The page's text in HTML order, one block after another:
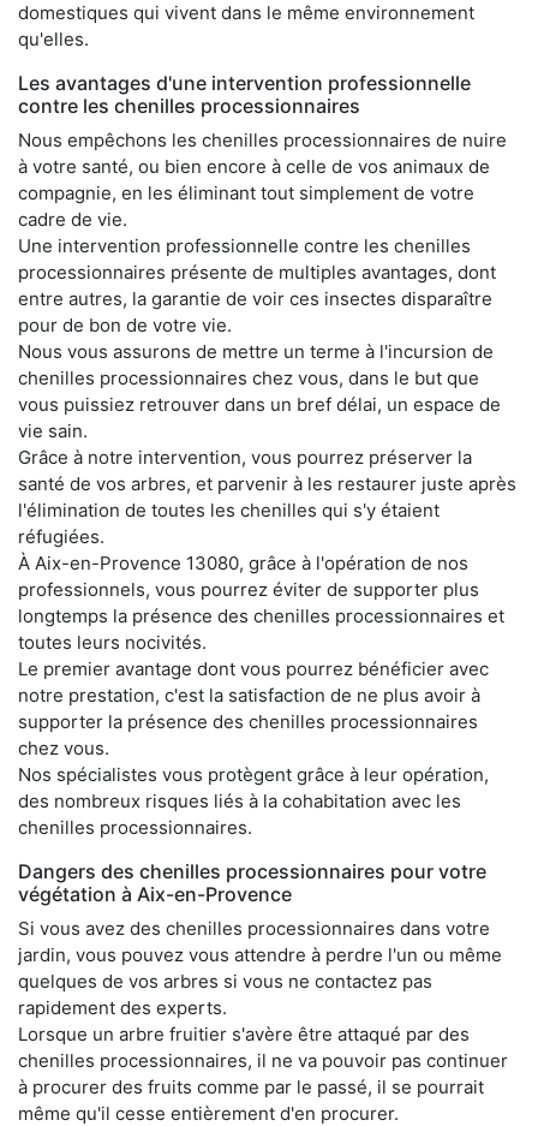
domestiques qui vivent dans le même environnement
qu'elles.
Les avantages d'une intervention professionnelle
contre les chenilles processionnaires
Nous empêchons les chenilles processionnaires de nuire
à votre santé, ou bien encore à celle de vos animaux de
compagnie, en les éliminant tout simplement de votre
cadre de vie.
Une intervention professionnelle contre les chenilles
processionnaires présente de multiples avantages, dont
entre autres, la garantie de voir ces insectes disparaître
pour de bon de votre vie.
Nous vous assurons de mettre un terme à l'incursion de
chenilles processionnaires chez vous, dans le but que
vous puissiez retrouver dans un bref délai, un espace de
vie sain.
Grâce à notre intervention, vous pourrez préserver la
santé de vos arbres, et parvenir à les restaurer juste après
l'élimination de toutes les chenilles qui s'y étaient
réfugiées.
À Aix-en-Provence 13080, grâce à l'opération de nos
professionnels, vous pourrez éviter de supporter plus
longtemps la présence des chenilles processionnaires et
toutes leurs nocivités.
Le premier avantage dont vous pourrez bénéficier avec
notre prestation, c'est la satisfaction de ne plus avoir à
supporter la présence des chenilles processionnaires
chez vous.
Nos spécialistes vous protègent grâce à leur opération,
des nombreux risques liés à la cohabitation avec les
chenilles processionnaires.
Dangers des chenilles processionnaires pour votre
végétation à Aix-en-Provence
Si vous avez des chenilles processionnaires dans votre
jardin, vous pouvez vous attendre à perdre l'un ou même
quelques de vos arbres si vous ne contactez pas
rapidement des experts.
Lorsque un arbre fruitier s'avère être attaqué par des
chenilles processionnaires, il ne va pouvoir pas continuer
à procurer des fruits comme par le passé, il se pourrait
même qu'il cesse entièrement d'en procurer.